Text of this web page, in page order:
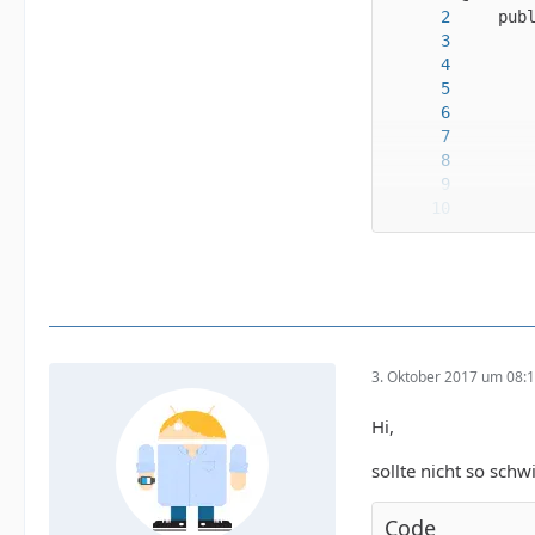
3. Oktober 2017 um
Hi,
sollte nicht so
Code